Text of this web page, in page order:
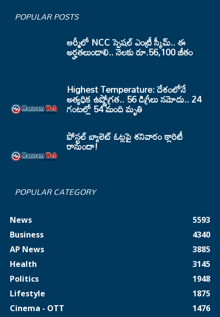
POPULAR POSTS
ఆర్మీలో NCC స్పెషల్ ఎంట్రీ స్కీమ్.. ఈ
అర్హతలుండాలి.. నెలకు రూ.56,100 జీతం
Highest Temperature: దేశంలోనే
అత్యధిక ఉష్ణోగ్రత.. 56 డిగ్రీలు నమోదు.. 24
గంటల్లో 54 మంది మృతి
పోస్టల్ బ్యాలెట్ ఓట్లపై శనివారం క్లారిటీ
రానుందా!
POPULAR CATEGORY
News
5593
Business
4340
AP News
3885
Health
3145
Politics
1948
Lifestyle
1875
Cinema - OTT
1476